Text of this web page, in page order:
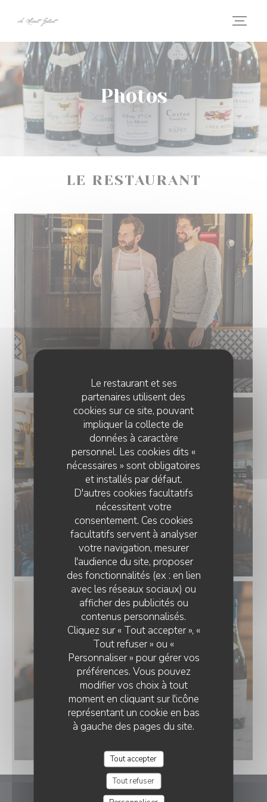
Le restaurant et ses
partenaires utilisent des
cookies sur ce site, pouvant
impliquer la collecte de
données à caractère
personnel. Les cookies dits «
nécessaires » sont obligatoires
et installés par défaut.
D'autres cookies facultatifs
nécessitent votre
consentement. Ces cookies
facultatifs servent à analyser
votre navigation, mesurer
l'audience du site, proposer
des fonctionnalités (ex : en lien
avec les réseaux sociaux) ou
afficher des publicités ou
contenus personnalisés.
Cliquez sur « Tout accepter », «
Tout refuser » ou «
Personnaliser » pour gérer vos
préférences. Vous pouvez
modifier vos choix à tout
moment en cliquant sur l'icône
représentant un cookie en bas
à gauche des pages du site.
Tout accepter
Tout refuser
Photos
LE RESTAURANT